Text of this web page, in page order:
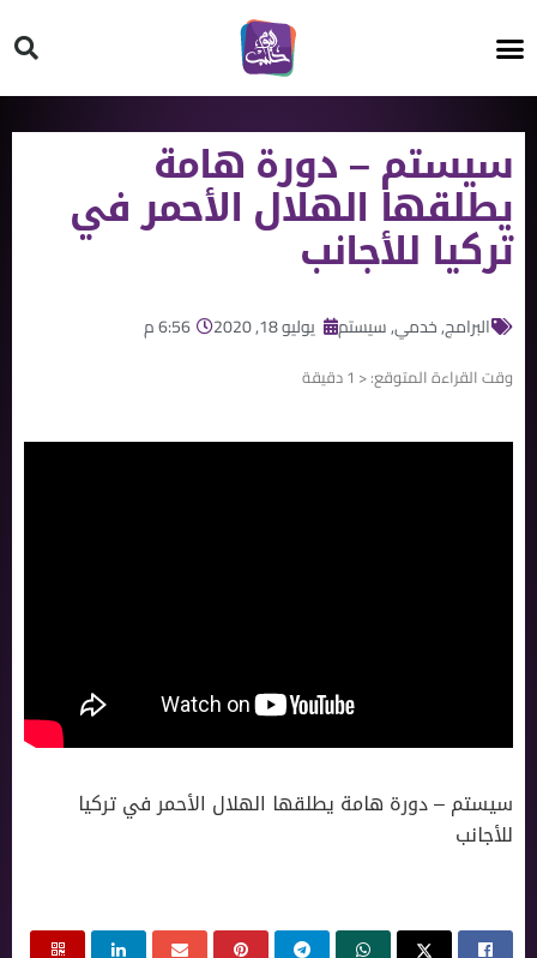
سيستم – دورة هامة
يطلقها الهلال الأحمر في
تركيا للأجانب
البرامج,خدمي,سيستم يوليو 18, 2020 6:56 م
وقت القراءة المتوقع:< 1 دقيقة
سيستم – دورة هامة يطلقها الهلال الأحمر في تركيا
للأجانب